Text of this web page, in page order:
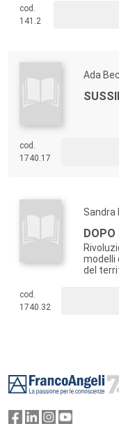
cod.
141.2
Ada
cod.
1740.17
Sandra
modelli
del
cod.
1740.32